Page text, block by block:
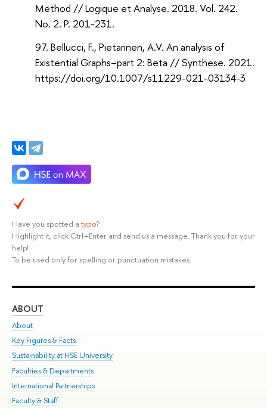
Method // Logique et Analyse. 2018. Vol. 242.
No. 2. P. 201-231.
Bellucci, F., Pietarinen, A.V. An analysis of
Existential Graphs–part 2: Beta // Synthese. 2021.
https://doi.org/10.1007/s11229-021-03134-3
Have you spotted a typo?
Highlight it, click Ctrl+Enter and send us a message. Thank you for your
help!
To be used only for spelling or punctuation mistakes.
ABOUT
About
Key Figures & Facts
Sustainability at HSE University
Faculties & Departments
International Partnerships
Faculty & Staff